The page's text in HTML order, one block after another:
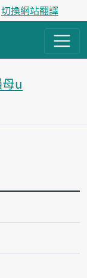
切換網站翻譯
u